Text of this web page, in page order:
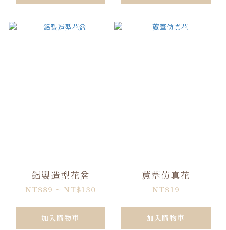
鋁製造型花盆
NT$89 ~ NT$130
加入購物車
蘆葦仿真花
NT$19
加入購物車